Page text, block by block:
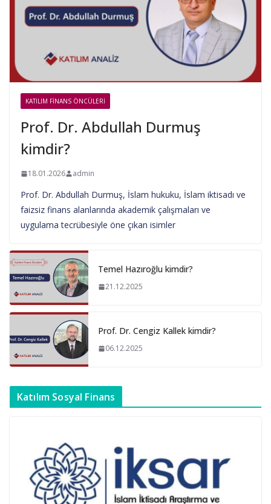
KATILIM FINANS ÖNCÜLERI
Prof. Dr. Abdullah Durmuş
kimdir?
18.01.2026 admin
Prof. Dr. Abdullah Durmuş, İslam hukuku, İslam iktisadı ve
faizsiz finans alanlarında akademik çalışmaları ve
uygulama tecrübesiyle öne çıkan isimler
Temel Hazıroğlu kimdir?
21.12.2025
Prof. Dr. Cengiz Kallek kimdir?
06.12.2025
Katılım Sosyal Finans